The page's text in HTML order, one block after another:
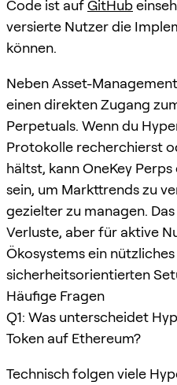
Code ist aufGitHub
versierte Nutzer die
können.
Neben Asset-
einen direkten Zugang
Perpetuals. Wenn du
Protokolle recherchierst
hältst, kann OneKey
sein, um Markttrends zu
gezielter zu managen.
Verluste, aber für aktive
Ökosystems ein
sicherheitsorientierten
Häufige Fragen
Q1: Was unterscheidet
Token auf Ethereum?
Technisch folgen viele